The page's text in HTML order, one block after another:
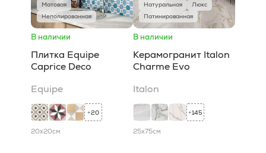
Матовая
Неполированная
В наличии
Плитка Equipe
Caprice Deco
Equipe
+20
20x20см
Натуральная
Люкс
Патинированная
В наличии
Керамогранит Italon
Charme Evo
Italon
+145
25x75см